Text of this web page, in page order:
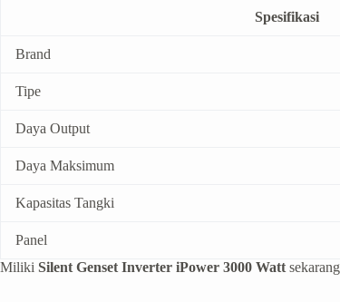
Spesifikasi
Brand
Tipe
Daya Output
Daya Maksimum
Kapasitas Tangki
Panel
Miliki Silent Genset Inverter iPower 3000 Watt